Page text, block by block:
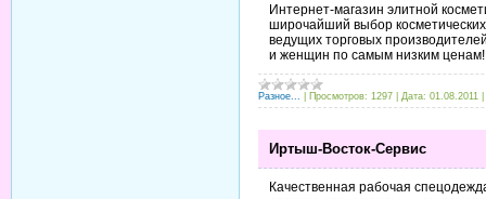
Интернет-магазин элитной
широчайший выбор
ведущих торговых
и женщин по самым низким ценам!
Разное... Просмотров: 1297 Дата: 01.08.2011
Иртыш-Восток-Сервис
Качественная рабочая